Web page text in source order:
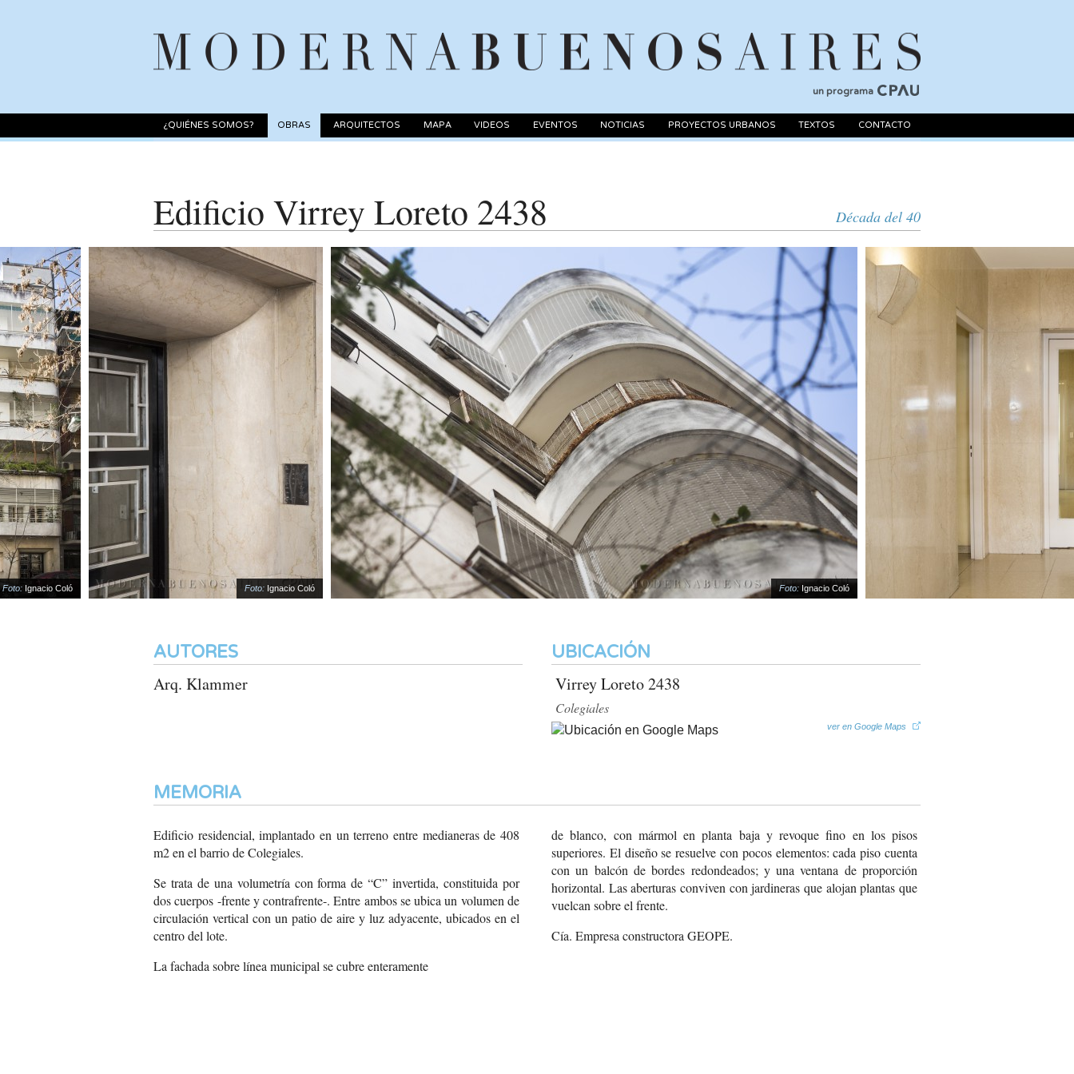
un programa
¿QUIÉNES SOMOS? OBRAS ARQUITECTOS MAPA VIDEOS EVENTOS NOTICIAS PROYECTOS URBANOS TEXTOS CONTACTO
Edificio Virrey Loreto 2438 Década del 40
Ignacio Coló Foto:Ignacio Coló Foto:Ignacio Coló
AUTORES
Arq. Klammer
UBICACIÓN
Virrey Loreto 2438
Colegiales
ver en Google Maps
MEMORIA
Edificio residencial, implantado en un terreno entre medianeras de 408
m2 en el barrio de Colegiales.
Se trata de una volumetría con forma de “C” invertida, constituida por
dos cuerpos -frente y contrafrente-. Entre ambos se ubica un volumen de
circulación vertical con un patio de aire y luz adyacente, ubicados en el
centro del lote.
La fachada sobre línea municipal se cubre enteramente
de blanco, con mármol en planta baja y revoque fino en los pisos
superiores. El diseño se resuelve con pocos elementos: cada piso cuenta
con un balcón de bordes redondeados; y una ventana de proporción
horizontal. Las aberturas conviven con jardineras que alojan plantas que
vuelcan sobre el frente.
Cía. Empresa constructora GEOPE.